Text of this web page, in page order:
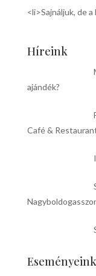
<li>Sajnáljuk, de
Híreink
ajándék?
Café &
Eseményeink